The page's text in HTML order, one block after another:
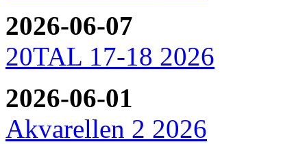
2026-06-07
20TAL 17-18 2026
2026-06-01
Akvarellen 2 2026